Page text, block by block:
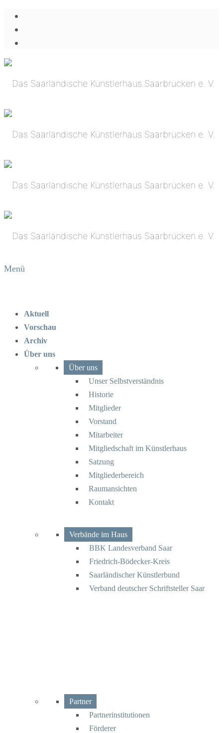
Menü
Aktuell
Vorschau
Archiv
Über uns
Über uns
Unser Selbstverständnis
Historie
Mitglieder
Vorstand
Mitarbeiter
Mitgliedschaft im Künstlerhaus
Satzung
Mitgliederbereich
Raumansichten
Kontakt
Verbände im Haus
BBK Landesverband Saar
Friedrich-Bödecker-Kreis
Saarländischer Künstlerbund
Verband deutscher Schriftsteller Saar
Partner
Partnerinstitutionen
Förderer